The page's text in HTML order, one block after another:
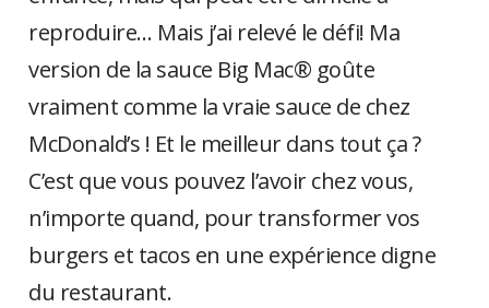
reproduire… Mais j’ai relevé le défi! Ma
version de la sauce Big Mac® goûte
vraiment comme la vraie sauce de chez
McDonald’s ! Et le meilleur dans tout ça ?
C’est que vous pouvez l’avoir chez vous,
n’importe quand, pour transformer vos
burgers et tacos en une expérience digne
du restaurant.